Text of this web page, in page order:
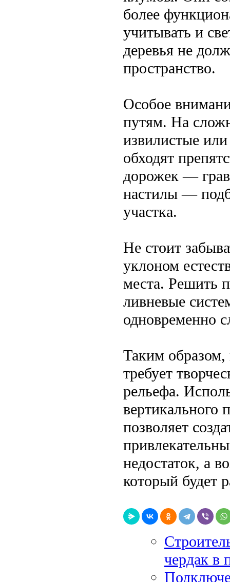
более
учитывать и
деревья не
пространство.
Особое
путям. На
извилистые
обходят
дорожек —
настилы —
участка.
Не стоит
уклоном
места. Решить
ливневые
одновременно
Таким образом,
требует
рельефа.
вертикального
позволяет
недостаток, а
который будет
чердак в